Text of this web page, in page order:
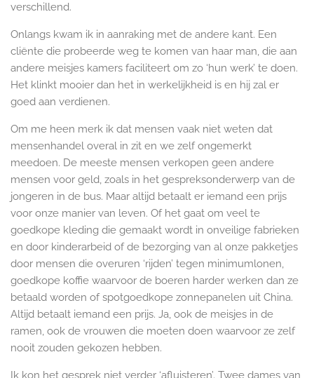
verschillend.
Onlangs kwam ik in aanraking met de andere kant. Een
cliënte die probeerde weg te komen van haar man, die aan
andere meisjes kamers faciliteert om zo ‘hun werk’ te doen.
Het klinkt mooier dan het in werkelijkheid is en hij zal er
goed aan verdienen.
Om me heen merk ik dat mensen vaak niet weten dat
mensenhandel overal in zit en we zelf ongemerkt
meedoen. De meeste mensen verkopen geen andere
mensen voor geld, zoals in het gespreksonderwerp van de
jongeren in de bus. Maar altijd betaalt er iemand een prijs
voor onze manier van leven. Of het gaat om veel te
goedkope kleding die gemaakt wordt in onveilige fabrieken
en door kinderarbeid of de bezorging van al onze pakketjes
door mensen die overuren ‘rijden’ tegen minimumlonen,
goedkope koffie waarvoor de boeren harder werken dan ze
betaald worden of spotgoedkope zonnepanelen uit China.
Altijd betaalt iemand een prijs. Ja, ook de meisjes in de
ramen, ook de vrouwen die moeten doen waarvoor ze zelf
nooit zouden gekozen hebben.